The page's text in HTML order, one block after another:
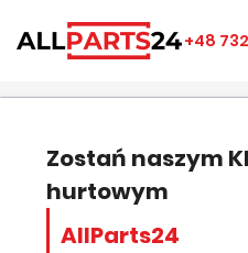
+48
Zostań naszym
hurtowym
AllParts24
((modalTitle))
((cancelText))
Utwórz listę
Anuluj Zapisz
Zaloguj się
liście życzeń.
Anuluj Zaloguj się